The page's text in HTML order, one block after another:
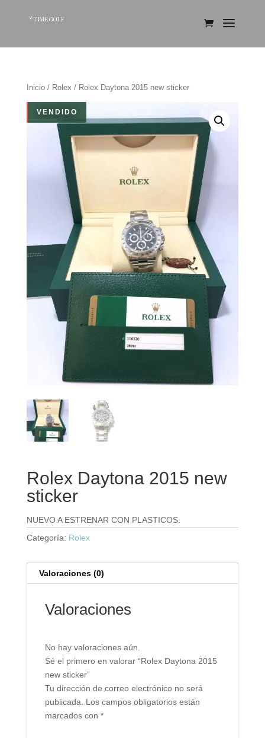
Inicio/ Rolex / Rolex Daytona 2015 new sticker
VENDIDO
Rolex Daytona 2015 new
sticker
NUEVO A ESTRENAR CON PLASTICOS.
Categoría: Rolex
Valoraciones (0)
Valoraciones
No hay valoraciones aún.
Sé el primero en valorar “Rolex Daytona 2015
new sticker”
Tu dirección de correo electrónico no será
publicada.
Los campos obligatorios están
marcados con *